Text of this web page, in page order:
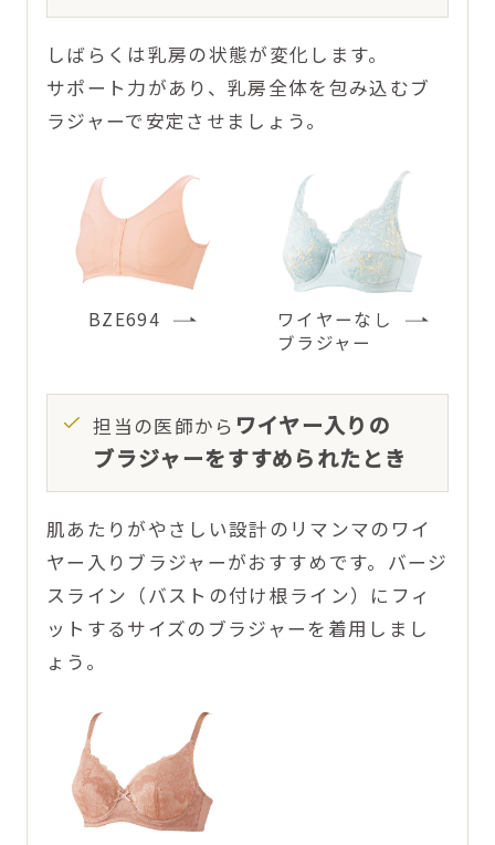
しばらくは乳房の状態が変化します。
サポート力があり、乳房全体を包み込むブ
ラジャーで安定させましょう。
BZE694
ワイヤーなし
ブラジャー
担当の医師から ワイヤー入りの
ブラジャーをすすめられたとき
肌あたりがやさしい設計のリマンマのワイ
ヤー入りブラジャーがおすすめです。 バージ
スライン（バストの付け根ライン）にフィ
ットするサイズのブラジャーを着用しまし
ょう。